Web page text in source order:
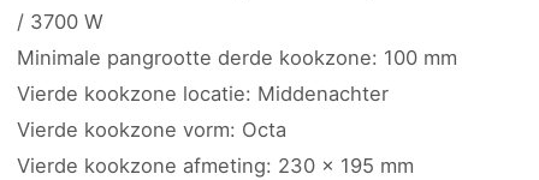
/ 3700 W
Minimale pangrootte derde kookzone: 100 mm
Vierde kookzone locatie: Middenachter
Vierde kookzone vorm: Octa
Vierde kookzone afmeting: 230 x 195 mm